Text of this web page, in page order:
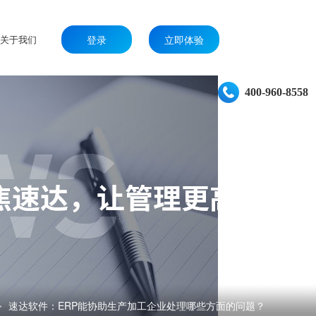
关于我们 登录 立即体验
400-960-8558
速达软件：ERP能协助生产加工企业处理哪些方面的问题？